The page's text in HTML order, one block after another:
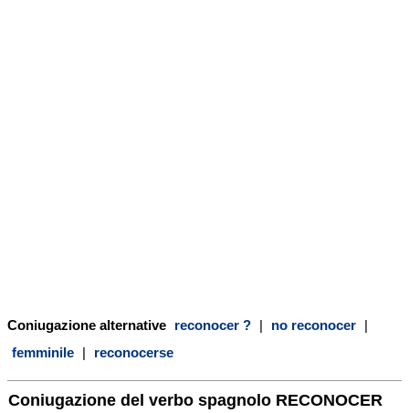
Coniugazione alternative reconocer ? | no reconocer |
femminile | reconocerse
Coniugazione del verbo spagnolo RECONOCER